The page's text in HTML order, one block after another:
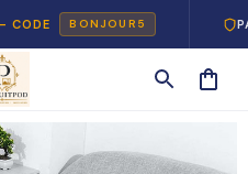
BONJOUR5